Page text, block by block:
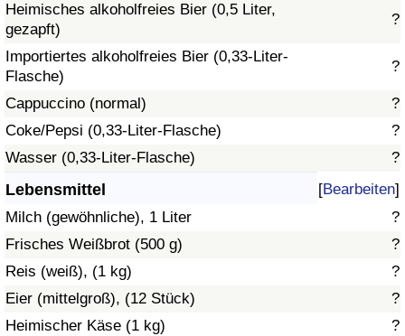
Heimisches alkoholfreies Bier (0,5 Liter,
gezapft)
?
Importiertes alkoholfreies Bier (0,33-Liter-
Flasche)
?
Cappuccino (normal)
?
Coke/Pepsi (0,33-Liter-Flasche)
?
Wasser (0,33-Liter-Flasche)
?
Lebensmittel [Bearbeiten]
Milch (gewöhnliche), 1 Liter
?
Frisches Weißbrot (500 g)
?
Reis (weiß), (1 kg)
?
Eier (mittelgroß), (12 Stück)
?
Heimischer Käse (1 kg)
?
Kriminalitäts-Index (aktuell)
Kriminalitäts-Index
Kriminalitätsindex nach Land
Gesundheitsversorgungs-Index (aktuell)
Gesundheitsversorgungs-Index
Gesundheitsversorgungs-Index nach Land